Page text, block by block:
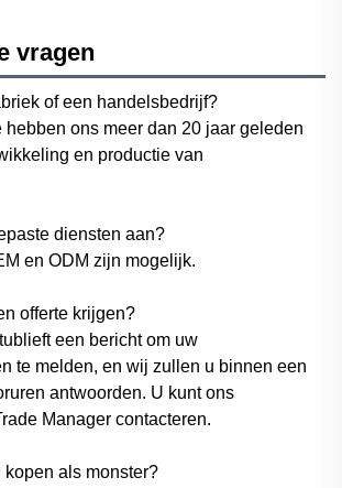
vragen
of een handelsbedrijf?
hebben ons meer dan 20 jaar geleden
en productie van
diensten aan?
en ODM zijn mogelijk.
offerte krijgen?
een bericht om uw
te melden, en wij zullen u binnen een
antwoorden. U kunt ons
Manager contacteren.
kopen als monster?